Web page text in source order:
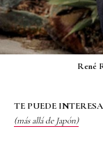
René
TE PUEDE
(más allá de Japón)